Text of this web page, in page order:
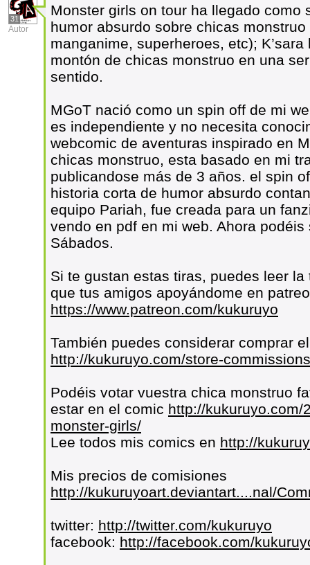
31
Autor
Monster girls on tour ha llegado como
humor absurdo sobre chicas
manganime, superheroes, etc);
montón de chicas monstruo en una
sentido.
MGoT nació como un spin off de mi
es independiente y no necesita
webcomic de aventuras inspirado en
chicas monstruo, esta basado en mi
publicandose más de 3 años. el spin
historia corta de humor absurdo
equipo Pariah, fue creada para un
vendo en pdf en mi web. Ahora
Sábados.
Si te gustan estas tiras, puedes leer
que tus amigos apoyándome en
https://www.patreon.com/kukuruyo
También puedes considerar comprar
http://kukuruyo.com/store-
Podéis votar vuestra chica monstruo
estar en el comic http://kukuruyo.com/
monster-girls/
Lee todos mis comics en http://
Mis precios de comisiones
http://kukuruyoart.deviantart....nal/
twitter: http://twitter.com/kukuruyo
facebook: http://facebook.com/